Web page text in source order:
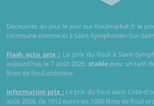
Découvrez au jour le jour sur fioulmarket.fr le
commune comme ici à Saint-Symphorien-Sur-
Flash actu prix : Le prix du fioul à Saint-
aujourd'hui, le 7 août 2026, stable avec un tarif
litres de fioul ordinaire.
Information prix : Le prix du fioul dans Cote-
août 2026, de 1612 euros les 1000 litres de fioul